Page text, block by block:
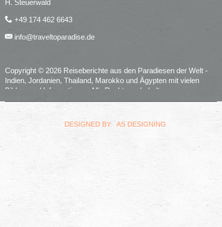
H. Steuerwald
+49 174 462 6643
info@traveltoparadise.de
Copyright © 2026 Reiseberichte aus den Paradiesen der Welt -
Indien, Jordanien, Thailand, Marokko und Ägypten mit vielen
Bildern und Informationen. Alle Rechte vorbehalten.
realized byComputerservice SteuerwaldWülfershausen
DESIGNED BY: AS DESIGNING